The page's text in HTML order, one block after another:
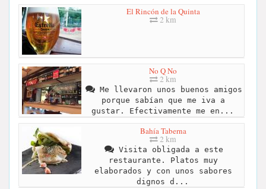
El Rincón de la Quinta
2 km
No Q No
2 km
Me llevaron unos buenos amigos
porque sabían que me iva a
gustar. Efectivamente me en...
Bahía Taberna
2 km
Visita obligada a este
restaurante. Platos muy
elaborados y con unos sabores
dignos d...